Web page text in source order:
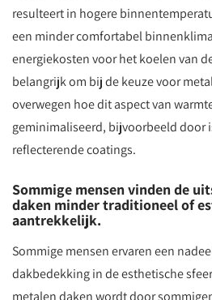
resulteert in hogere
een minder comfortabel
energiekosten voor het koelen van
belangrijk om bij de keuze voor
overwegen hoe dit aspect van
geminimaliseerd, bijvoorbeeld door
reflecterende coatings.
Sommige mensen vinden de
daken minder traditioneel of
aantrekkelijk.
Sommige mensen ervaren een
dakbedekking in de esthetische
metalen daken wordt door